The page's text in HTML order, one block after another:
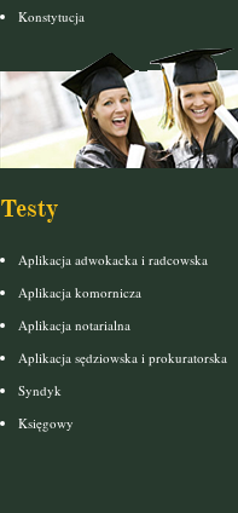
Konstytucja
Testy
Aplikacja adwokacka i radcowska
Aplikacja komornicza
Aplikacja notarialna
Aplikacja sędziowska i prokuratorska
Syndyk
Księgowy